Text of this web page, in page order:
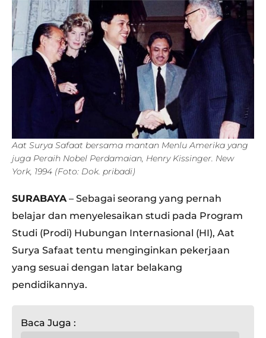
Aat Surya Safaat bersama mantan Menlu Amerika yang
juga Peraih Nobel Perdamaian, Henry Kissinger. New
York, 1994 (Foto: Dok. pribadi)
SURABAYA– Sebagai seorang yang pernah
belajar dan menyelesaikan studi pada Program
Studi (Prodi) Hubungan Internasional (HI), Aat
Surya Safaat tentu menginginkan pekerjaan
yang sesuai dengan latar belakang
pendidikannya.
Baca Juga :